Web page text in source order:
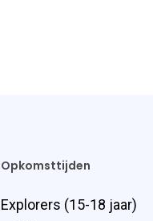
Opkomsttijden
Explorers (15-18 jaar)